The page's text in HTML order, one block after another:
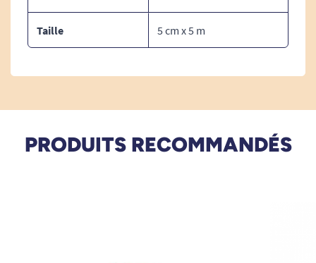
Nous vous proposons d'autres couleurs :
Noir
Taille 5 cm x 5 m
PRODUITS RECOMMANDÉS